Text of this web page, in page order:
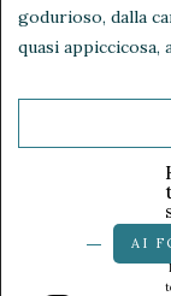
godurioso, dalla
quasi appiccicosa,
AI